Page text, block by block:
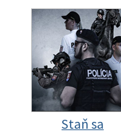
Staň sa